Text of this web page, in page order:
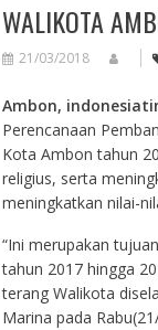
WALIKOTA
21/03/2018
Ambon,
Perencanaan
Kota Ambon tahun
religius, serta
meningkatkan nilai-
“Ini merupakan
tahun 2017 hingga
terang Walikota
Marina pada